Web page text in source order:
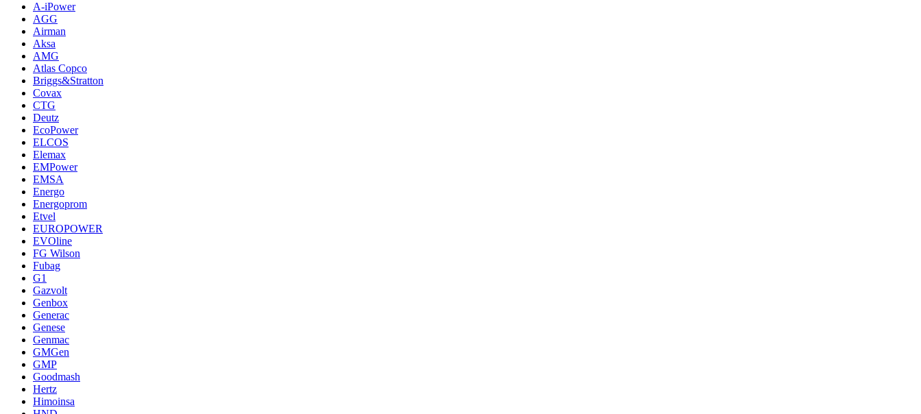
A-iPower
AGG
Airman
Aksa
AMG
Atlas Copco
Briggs&Stratton
Covax
CTG
Deutz
EcoPower
ELCOS
Elemax
EMPower
EMSA
Energo
Energoprom
Etvel
EUROPOWER
EVOline
FG Wilson
Fubag
G1
Gazvolt
Genbox
Generac
Genese
Genmac
GMGen
GMP
Goodmash
Hertz
Himoinsa